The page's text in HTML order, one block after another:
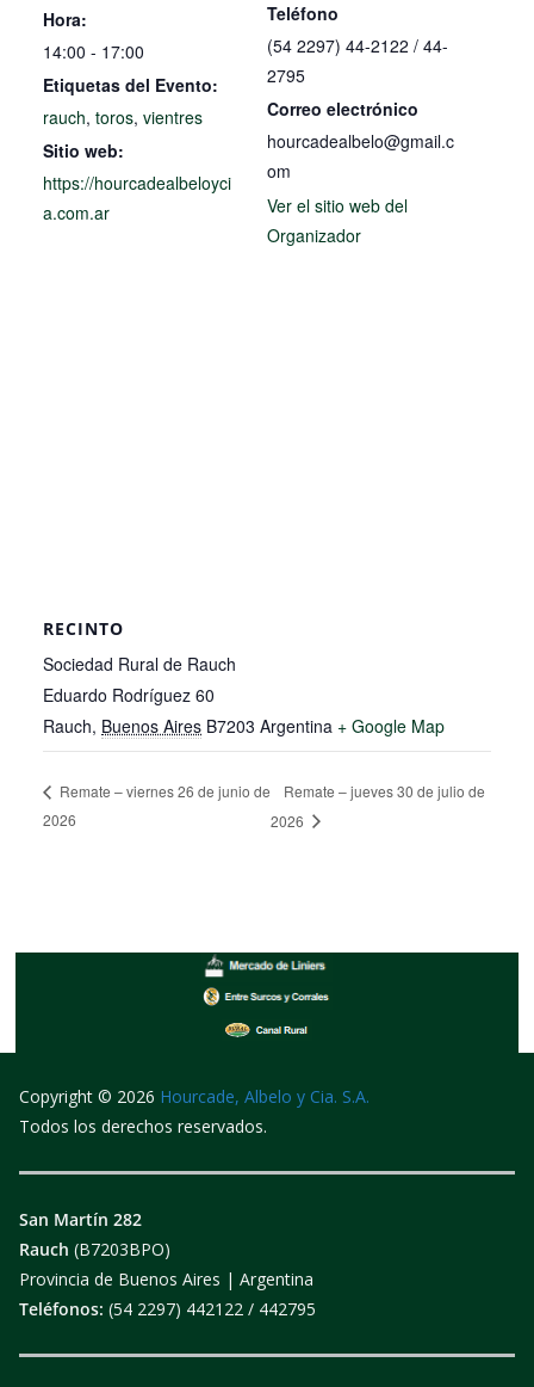
Hora:
14:00 - 17:00
Etiquetas del Evento:
rauch, toros, vientres
Sitio web:
https://hourcadealbeloyci
a.com.ar
Teléfono
(54 2297) 44-2122 / 44-
2795
Correo electrónico
hourcadealbelo@gmail.c
om
Ver el sitio web del
Organizador
RECINTO
Sociedad Rural de Rauch
Eduardo Rodríguez 60
Rauch, Buenos Aires B7203 Argentina + Google Map
Remate – viernes 26 de junio de
2026
Remate – jueves 30 de julio de
2026
Copyright © 2026 Hourcade, Albelo y Cia. S.A.
Todos los derechos reservados.
San Martín 282
Rauch (B7203BPO)
Provincia de Buenos Aires | Argentina
Teléfonos: (54 2297) 442122 / 442795